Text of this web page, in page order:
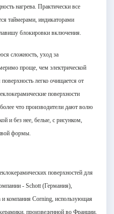
нагрева. Практически все
таймерами, индикаторами
блокировки включения.
сложность, уход за
проще, чем электрической
легко очищается от
поверхности
что производители дают волю
и без нее, белые, с рисунком,
формы.
поверхностей для
- Schott (Германия),
компания Corning, использующая
произведенной во Франции,